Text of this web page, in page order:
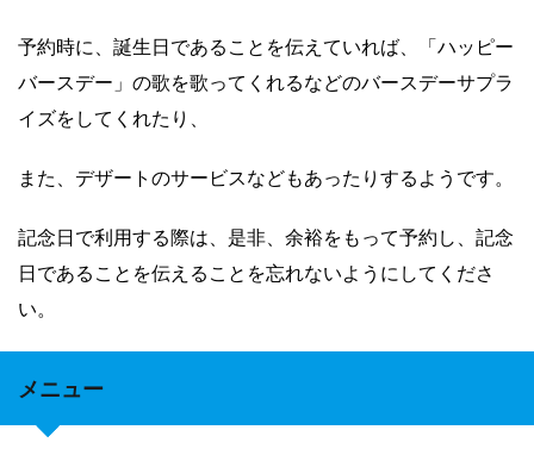
予約時に、誕生日であることを伝えていれば、「ハッピー
バースデー」の歌を歌ってくれるなどのバースデーサプラ
イズをしてくれたり、
また、デザートのサービスなどもあったりするようです。
記念日で利用する際は、是非、余裕をもって予約し、記念
日であることを伝えることを忘れないようにしてくださ
い。
メニュー